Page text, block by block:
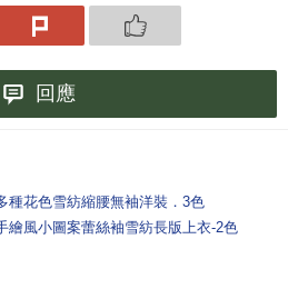
回應
種花色雪紡縮腰無袖洋裝．3色
繪風小圖案蕾絲袖雪紡長版上衣-2色